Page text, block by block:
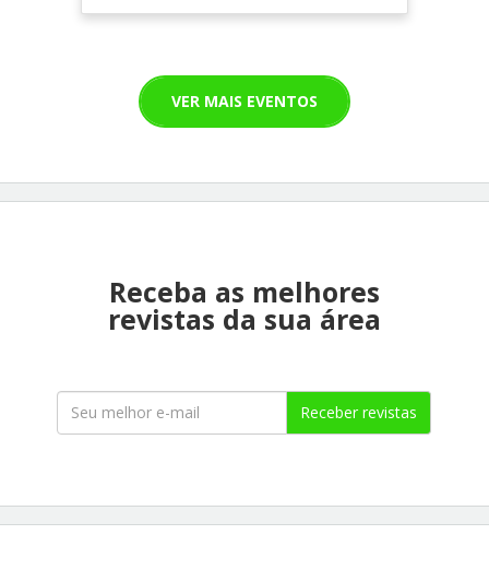
VER MAIS EVENTOS
Receba as melhores
revistas da sua área
Receber revistas